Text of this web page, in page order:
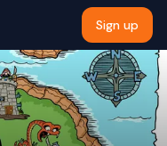
Sign up